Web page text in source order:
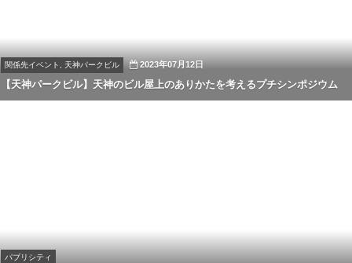
関係先イベント, 天神パークビル 2023年07月12日
【天神パークビル】天神のビル屋上のありかたを考えるプチシンポジウム
パブリシティ